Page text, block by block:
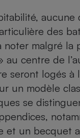
des
noter malgré la
centre de
seront logés à
un modèle
se
et un becquet